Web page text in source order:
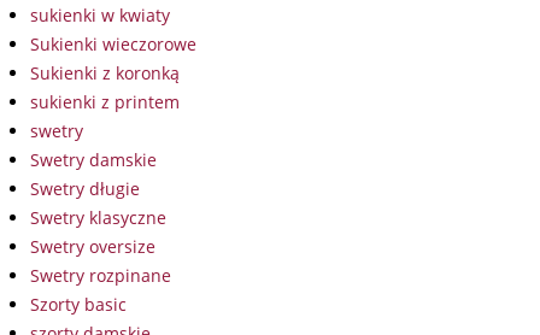
sukienki w kwiaty
Sukienki wieczorowe
Sukienki z koronką
sukienki z printem
swetry
Swetry damskie
Swetry długie
Swetry klasyczne
Swetry oversize
Swetry rozpinane
Szorty basic